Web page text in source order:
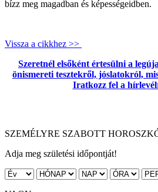
bízz meg magadban és képességeidben.
Vissza a cikkhez >>
Szeretnél elsőként értesülni a
önismereti tesztekről, jóslatokról,
Iratkozz fel a
SZEMÉLYRE SZABOTT
Adja meg születési időpontját!